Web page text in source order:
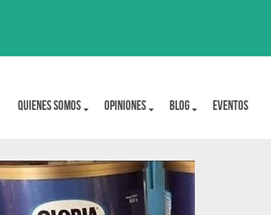
Quienes Somos OPINIONES BLOG Eventos